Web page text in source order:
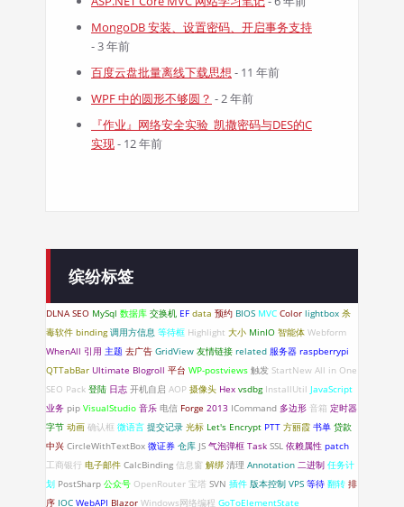
MongoDB 安装、设置密码、开启事务支持
- 3 年前
百度云盘批量离线下载思想 - 11 年前
WPF 中的圆形不够圆？ - 2 年前
『作业』网络安全实验_凯撒密码与DES的C
实现- 12 年前
缤纷标签
DLNA SEO MySql 数据库 交换机 EF data 预约 BIOS MVC Color lightbox 杀
毒软件 binding 调用方信息 等待框 Highlight 大小 MinIO 智能体 Webform
WhenAll 引用 主题 去广告 GridView 友情链接 related 服务器 raspberrypi
QTTabBar Ultimate Blogroll 平台 WP-postviews 触发 StartNew All in One
SEO Pack 登陆 日志 开机自启 AOP 摄像头 Hex vsdbg InstallUtil JavaScript
业务 pip VisualStudio 音乐 电信 Forge 2013 ICommand 多边形 音箱 定时器
字节 动画 确认框 微语言 提交记录 光标 Let's Encrypt PTT 方丽霞 书单 贷款
中兴 CircleWithTextBox 微证券 仓库 JS 气泡弹框 Task SSL 依赖属性 patch
工商银行 电子邮件 CalcBinding 信息窗 解绑 清理 Annotation 二进制 任务计
划 PostSharp 公众号 OpenRouter 宝塔 SVN 插件 版本控制 VPS 等待 翻转 排
序 IOC WebAPI Blazor Windows网络编程 GoToElementState